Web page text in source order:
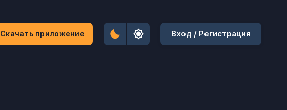
Скачать приложение Вход / Регистрация